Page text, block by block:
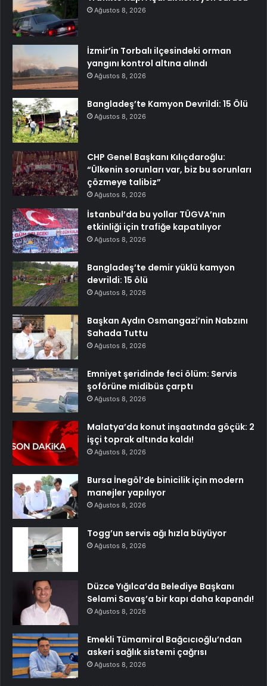
Ağustos 8, 2026
İzmir’in Torbalı ilçesindeki orman
yangını kontrol altına alındı
Ağustos 8, 2026
Bangladeş’te Kamyon Devrildi: 15 Ölü
Ağustos 8, 2026
CHP Genel Başkanı Kılıçdaroğlu:
“Ülkenin sorunları var, biz bu sorunları
çözmeye talibiz”
Ağustos 8, 2026
İstanbul’da bu yollar TÜGVA’nın
etkinliği için trafiğe kapatılıyor
Ağustos 8, 2026
Bangladeş’te demir yüklü kamyon
devrildi: 15 ölü
Ağustos 8, 2026
Başkan Aydın Osmangazi’nin Nabzını
Sahada Tuttu
Ağustos 8, 2026
Emniyet şeridinde feci ölüm: Servis
şoförüne midibüs çarptı
Ağustos 8, 2026
Malatya’da konut inşaatında göçük: 2
işçi toprak altında kaldı!
Ağustos 8, 2026
Bursa İnegöl’de binicilik için modern
manejler yapılıyor
Ağustos 8, 2026
Togg’un servis ağı hızla büyüyor
Ağustos 8, 2026
Düzce Yığılca’da Belediye Başkanı
Selami Savaş’a bir kapı daha kapandı!
Ağustos 8, 2026
Emekli Tümamiral Bağcıcıoğlu’ndan
askeri sağlık sistemi çağrısı
Ağustos 8, 2026